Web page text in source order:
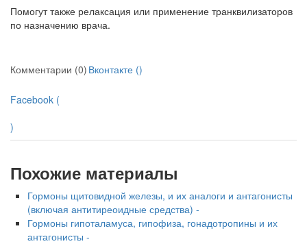
Помогут также релаксация или применение транкви­лизаторов
по назначению врача.
Комментарии (0) Вконтакте ()
Facebook (
)
Похожие материалы
Гормоны щитовидной железы, и их аналоги и антагонисты
(включая антитиреоидные средства) -
Гормоны гипоталамуса, гипофиза, гонадотропины и их
антагонисты -